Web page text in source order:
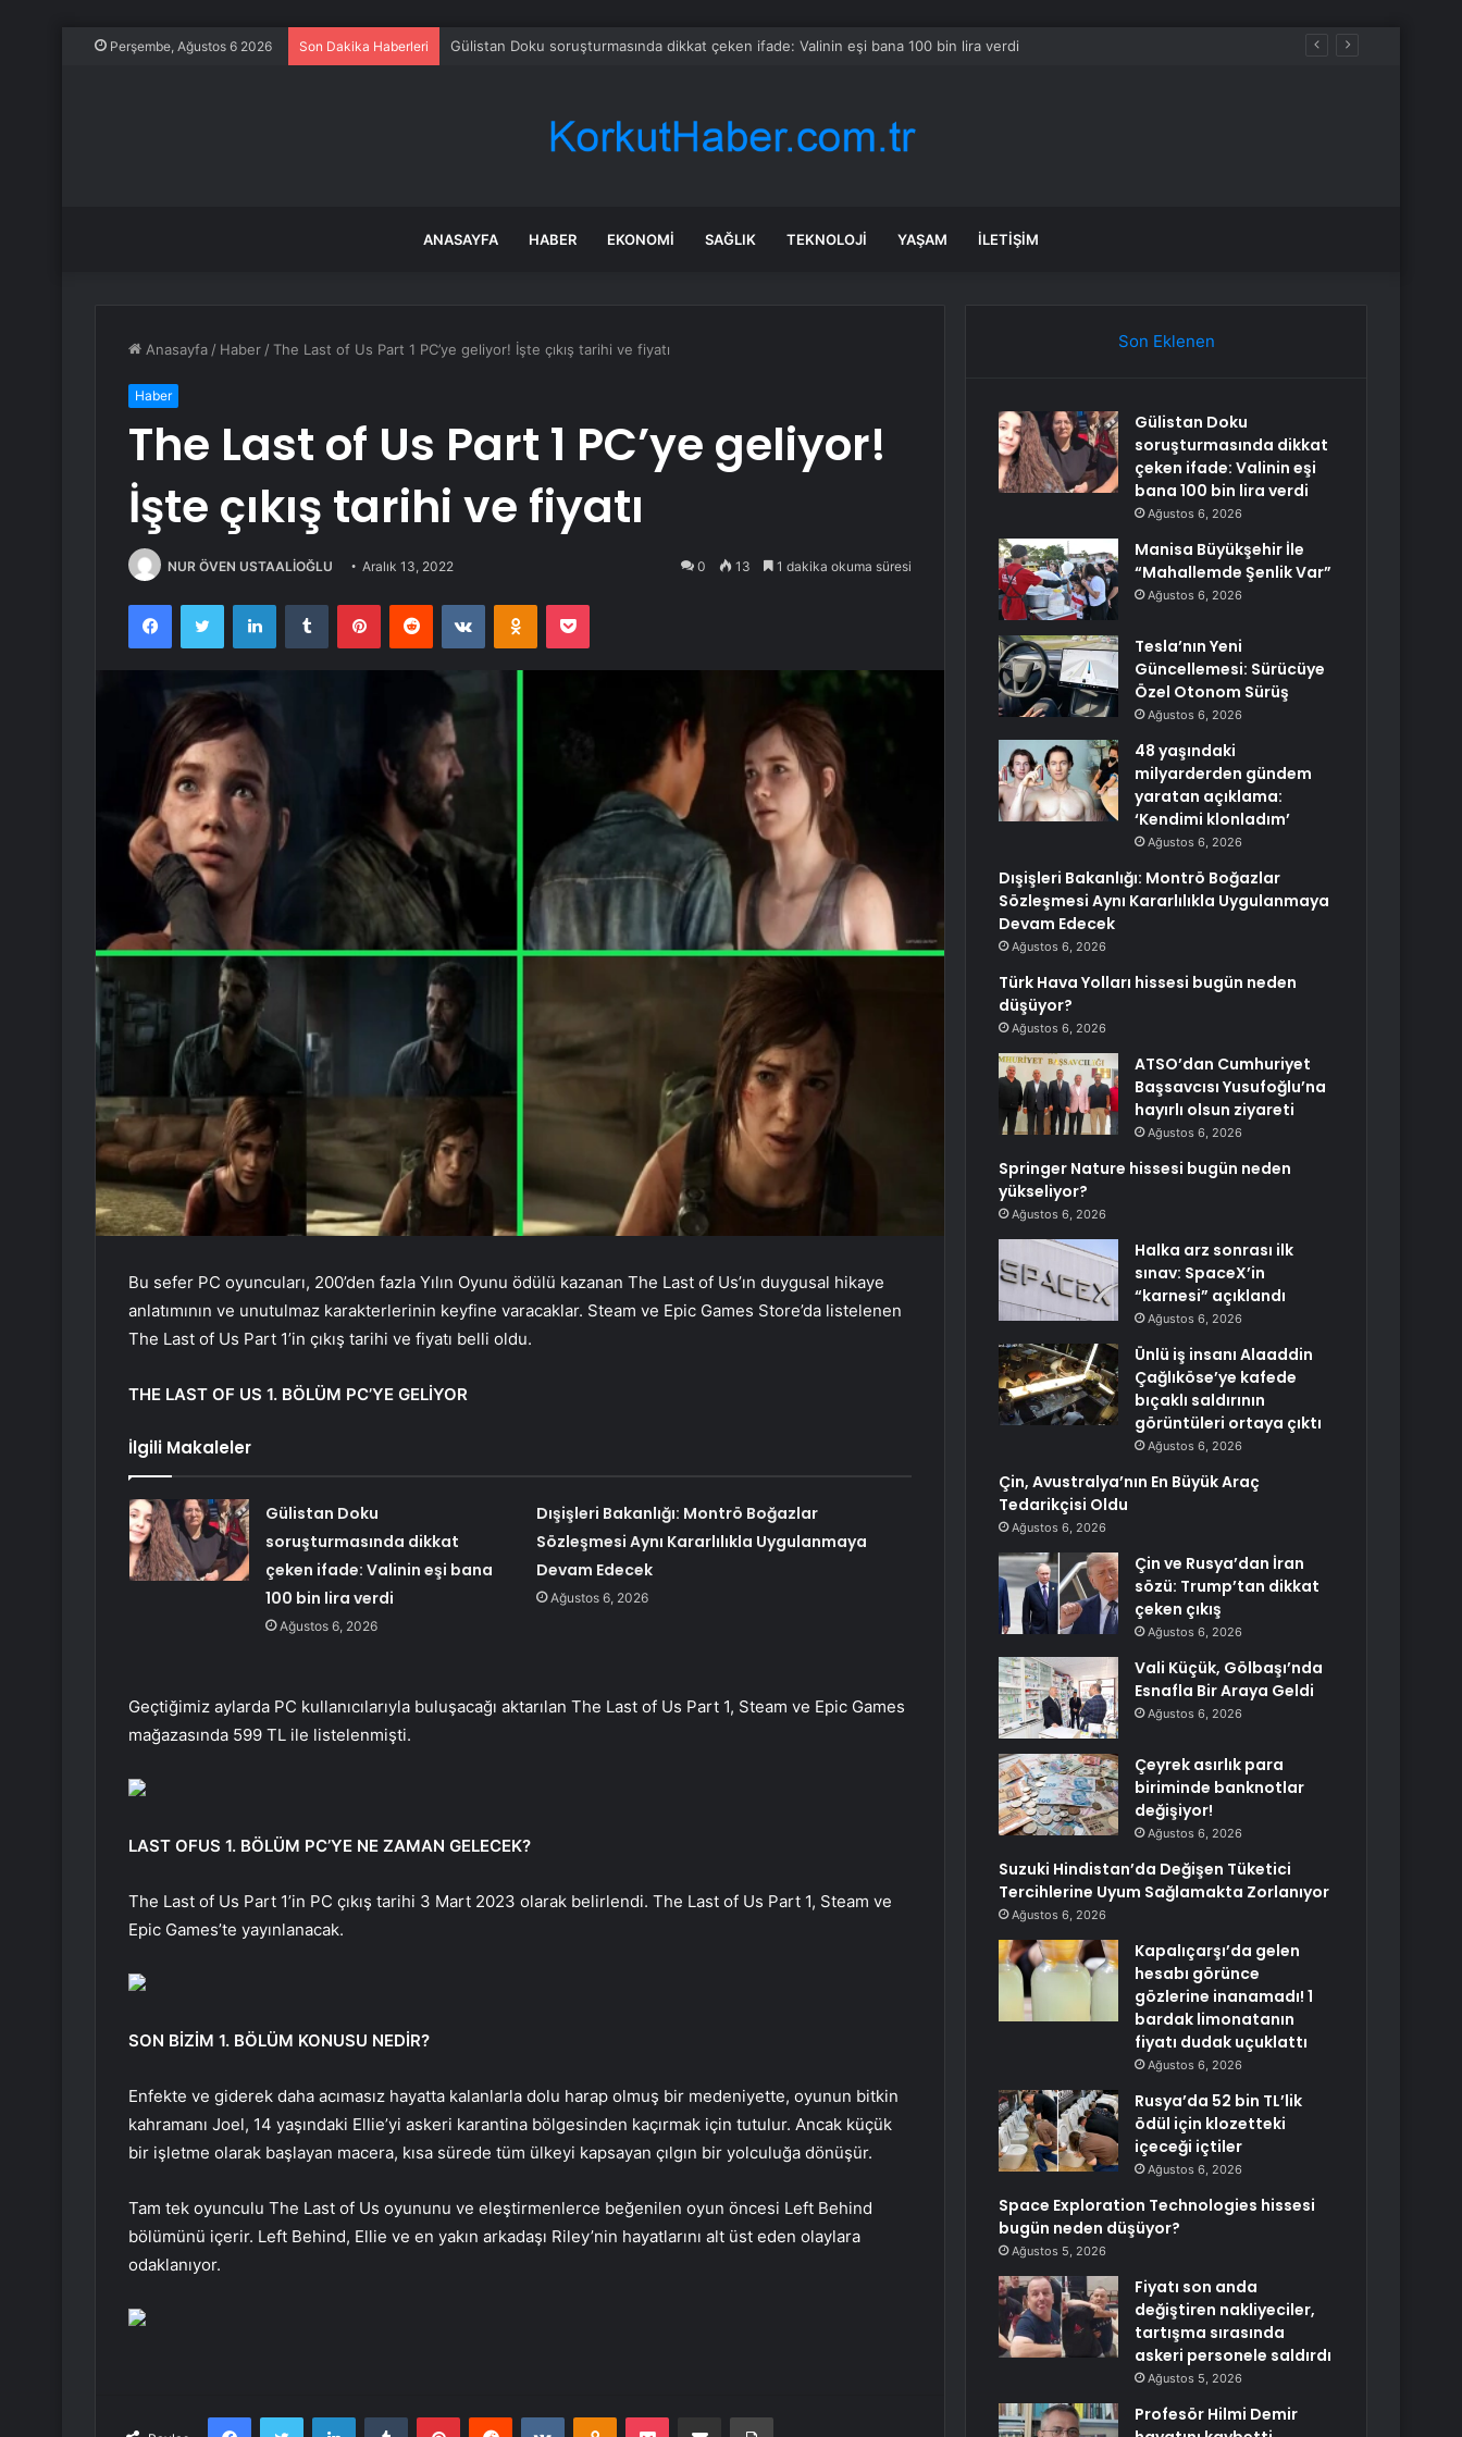
Perşembe, Ağustos 6 2026 Son Dakika Haberleri Manisa Büyükşehir İle “Mahallemde Şenlik Var”
ANASAYFA HABER EKONOMI SAĞLIK TEKNOLOJI YAŞAM İLETIŞIM
Anasayfa / Haber /The Last of Us Part 1 PC’ye geliyor! İşte çıkış tarihi ve fiyatı
Haber
The Last of Us Part 1 PC’ye geliyor!
İşte çıkış tarihi ve fiyatı
NUR ÖVEN USTAALİOĞLU Aralık 13, 2022 0 13 1 dakika okuma süresi
FacebookTwitter LinkedInTumblr PinterestReddit VKontakteOdnoklassniki
Pocket
Bu sefer PC oyuncuları, 200’den fazla Yılın Oyunu ödülü kazanan The Last of Us’ın duygusal hikaye
anlatımının ve unutulmaz karakterlerinin keyfine varacaklar. Steam ve Epic Games Store’da listelenen
The Last of Us Part 1’in çıkış tarihi ve fiyatı belli oldu.
THE LAST OF US 1. BÖLÜM PC’YE GELİYOR
İlgili Makaleler
Gülistan Doku
soruşturmasında dikkat
çeken ifade: Valinin eşi bana
100 bin lira verdi
Ağustos 6, 2026
Dışişleri Bakanlığı: Montrö Boğazlar
Sözleşmesi Aynı Kararlılıkla Uygulanmaya
Devam Edecek
Ağustos 6, 2026
Geçtiğimiz aylarda PC kullanıcılarıyla buluşacağı aktarılan The Last of Us Part 1, Steam ve Epic Games
mağazasında 599 TL ile listelenmişti.
LAST OFUS 1. BÖLÜM PC’YE NE ZAMAN GELECEK?
The Last of Us Part 1’in PC çıkış tarihi 3 Mart 2023 olarak belirlendi. The Last of Us Part 1, Steam ve
Epic Games’te yayınlanacak.
SON BİZİM 1. BÖLÜM KONUSU NEDİR?
Enfekte ve giderek daha acımasız hayatta kalanlarla dolu harap olmuş bir medeniyette, oyunun bitkin
kahramanı Joel, 14 yaşındaki Ellie’yi askeri karantina bölgesinden kaçırmak için tutulur. Ancak küçük
bir işletme olarak başlayan macera, kısa sürede tüm ülkeyi kapsayan çılgın bir yolculuğa dönüşür.
Tam tek oyunculu The Last of Us oyununu ve eleştirmenlerce beğenilen oyun öncesi Left Behind
bölümünü içerir. Left Behind, Ellie ve en yakın arkadaşı Riley’nin hayatlarını alt üst eden olaylara
odaklanıyor.
FacebookTwitter LinkedInTumblr PinterestReddit VKontakteOdnoklassniki
Pocket E-Posta ile paylaş Yazdır
Son Eklenen
Gülistan Doku
soruşturmasında dikkat
çeken ifade: Valinin eşi
bana 100 bin lira verdi
Ağustos 6, 2026
Manisa Büyükşehir İle
“Mahallemde Şenlik Var”
Ağustos 6, 2026
Tesla’nın Yeni
Güncellemesi: Sürücüye
Özel Otonom Sürüş
Ağustos 6, 2026
48 yaşındaki
milyarderden gündem
yaratan açıklama:
‘Kendimi klonladım’
Ağustos 6, 2026
Dışişleri Bakanlığı: Montrö Boğazlar
Sözleşmesi Aynı Kararlılıkla Uygulanmaya
Devam Edecek
Ağustos 6, 2026
Türk Hava Yolları hissesi bugün neden
düşüyor?
Ağustos 6, 2026
ATSO’dan Cumhuriyet
Başsavcısı Yusufoğlu’na
hayırlı olsun ziyareti
Ağustos 6, 2026
Springer Nature hissesi bugün neden
yükseliyor?
Ağustos 6, 2026
Halka arz sonrası ilk
sınav: SpaceX’in
“karnesi” açıklandı
Ağustos 6, 2026
Ünlü iş insanı Alaaddin
Çağlıköse’ye kafede
bıçaklı saldırının
görüntüleri ortaya çıktı
Ağustos 6, 2026
Çin, Avustralya’nın En Büyük Araç
Tedarikçisi Oldu
Ağustos 6, 2026
Çin ve Rusya’dan İran
sözü: Trump’tan dikkat
çeken çıkış
Ağustos 6, 2026
Vali Küçük, Gölbaşı’nda
Esnafla Bir Araya Geldi
Ağustos 6, 2026
Çeyrek asırlık para
biriminde banknotlar
değişiyor!
Ağustos 6, 2026
Suzuki Hindistan’da Değişen Tüketici
Tercihlerine Uyum Sağlamakta Zorlanıyor
Ağustos 6, 2026
Kapalıçarşı’da gelen
hesabı görünce
gözlerine inanamadı! 1
bardak limonatanın
fiyatı dudak uçuklattı
Ağustos 6, 2026
Rusya’da 52 bin TL’lik
ödül için klozetteki
içeceği içtiler
Ağustos 6, 2026
Space Exploration Technologies hissesi
bugün neden düşüyor?
Ağustos 5, 2026
Fiyatı son anda
değiştiren nakliyeciler,
tartışma sırasında
askeri personele saldırdı
Ağustos 5, 2026
Profesör Hilmi Demir